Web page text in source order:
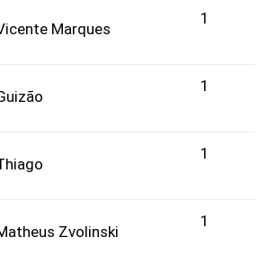
Marques
1
1
1
Zvolinski
1